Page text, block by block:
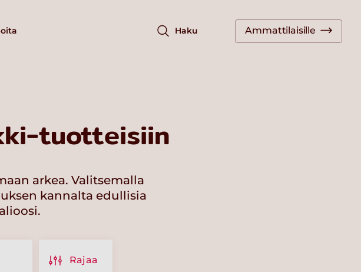
Haku Ammattilaisille
tuotteisiin
arkea. Valitsemalla
kannalta edullisia
Rajaa